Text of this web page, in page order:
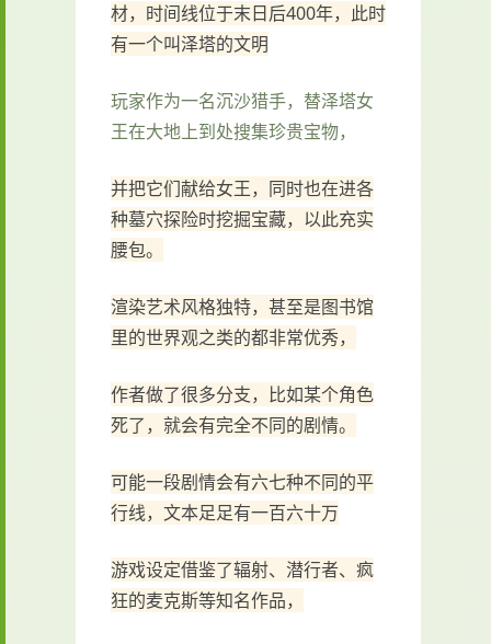
材，时间线位于末日后400年，此时
有一个叫泽塔的文明
玩家作为一名沉沙猎手，替泽塔女
王在大地上到处搜集珍贵宝物，
并把它们献给女王，同时也在进各
种墓穴探险时挖掘宝藏，以此充实
腰包。
渲染艺术风格独特，甚至是图书馆
里的世界观之类的都非常优秀，
作者做了很多分支，比如某个角色
死了，就会有完全不同的剧情。
可能一段剧情会有六七种不同的平
行线，文本足足有一百六十万
游戏设定借鉴了辐射、潜行者、疯
狂的麦克斯等知名作品，